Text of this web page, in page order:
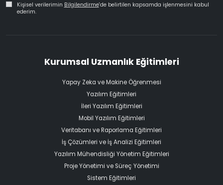
Kişisel verilerimin Bilgilendirme'de belirtilen kapsamda işlenmesini kabul
ederim.
Kurumsal Uzmanlık Eğitimleri
Yapay Zeka ve Makine Öğrenmesi
Yazılım Eğitimleri
İleri Yazılım Eğitimleri
Mobil Yazılım Eğitimleri
Veritabanı ve Raporlama Eğitimleri
İş Çözümleri ve İş Analizi Eğitimleri
Yazılım Mühendisliği Yönetim Eğitimleri
Proje Yönetimi ve Süreç Yönetimi
Sistem Eğitimleri